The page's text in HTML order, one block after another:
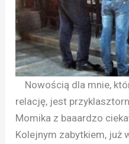
Nowością dla mnie,
relację, jest
Momika z baaardzo
Kolejnym zabytkiem, już